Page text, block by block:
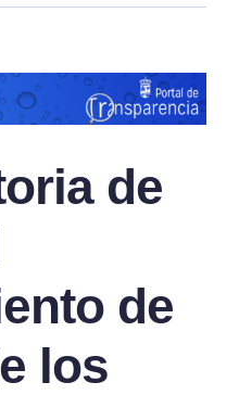
de
de
los